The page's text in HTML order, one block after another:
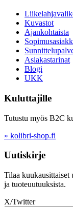
Kuvastot
Ajankohtaista
Asiakastarinat
Blogi
UKK
Kuluttajille
Tutustu myös B2C
» kolibri-shop.fi
Uutiskirje
Tilaa kuukausittaiset
ja tuoteuutuuksista.
X/Twitter